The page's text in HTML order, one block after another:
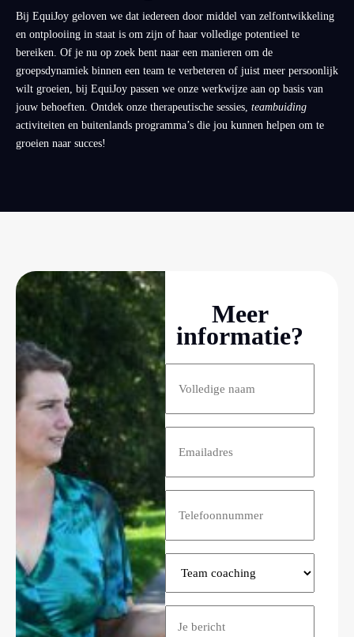
Bij EquiJoy geloven we dat iedereen door middel van zelfontwikkeling
en ontplooiing in staat is om zijn of haar volledige potentieel te
bereiken. Of je nu op zoek bent naar een manieren om de
groepsdynamiek binnen een team te verbeteren of juist meer persoonlijk
wilt groeien, bij EquiJoy passen we onze werkwijze aan op basis van
jouw behoeften. Ontdek onze therapeutische sessies, teambuiding
activiteiten en buitenlands programma’s die jou kunnen helpen om te
groeien naar succes!
Meer
informatie?
mailadres (Vereist)
Kies
het
onderwerp
van
Bericht